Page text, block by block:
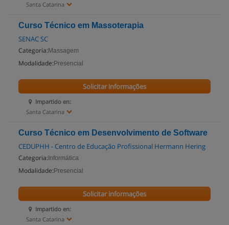
Santa Catarina
Curso Técnico em Massoterapia
SENAC SC
Categoria: Massagem
Modalidade: Presencial
Impartido en:
Santa Catarina
Solicitar informações
Curso Técnico em Desenvolvimento de Software
CEDUPHH - Centro de Educação Profissional Hermann Hering
Categoria: Informática
Modalidade: Presencial
Impartido en:
Santa Catarina
Solicitar informações